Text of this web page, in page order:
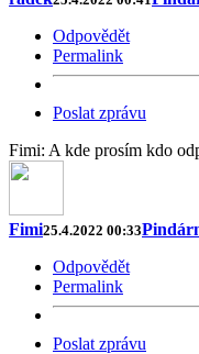
Odpovědět
Permalink
Poslat zprávu
Fimi: A kde prosím kdo
Fimi25.4.2022 00:33
Odpovědět
Permalink
Poslat zprávu